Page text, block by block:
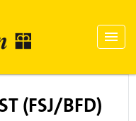
(FSJ/BFD)